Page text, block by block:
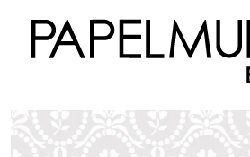
Inicio PAPEL MURAL OTRAS COLECCIONES